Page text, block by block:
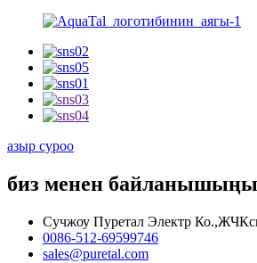
азыр суроо
биз менен
Сучжоу Пуретал Электр
0086-512-69599746
sales@puretal.com